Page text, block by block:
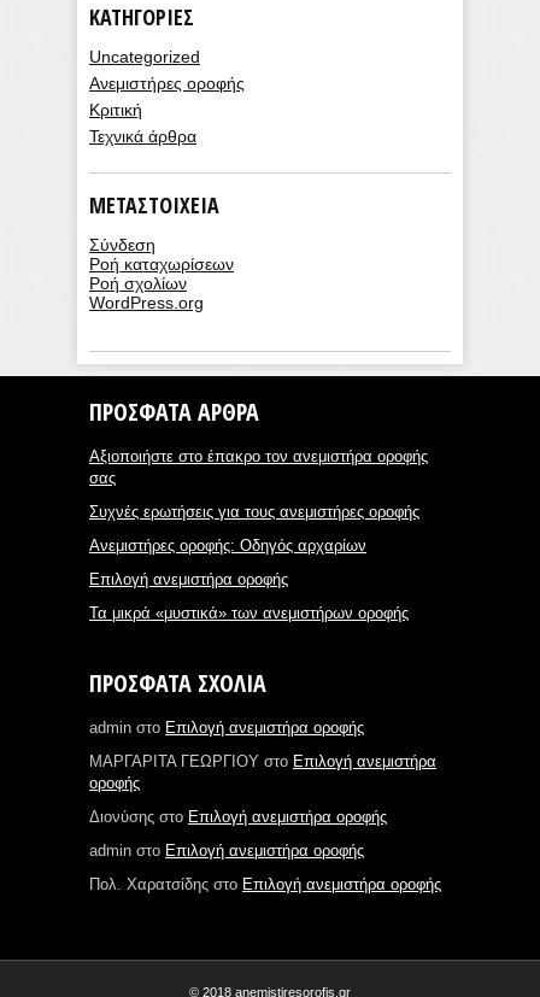
KΑΤΗΓΟΡΊΕΣ
Uncategorized
Ανεμιστήρες οροφής
Κριτική
Τεχνικά άρθρα
ΜΕΤΑΣΤΟΙΧΕΊΑ
Σύνδεση
Ροή καταχωρίσεων
Ροή σχολίων
WordPress.org
ΠΡΌΣΦΑΤΑ ΆΡΘΡΑ
Αξιοποιήστε στο έπακρο τον ανεμιστήρα οροφής
σας
Συχνές ερωτήσεις για τους ανεμιστήρες οροφής
Ανεμιστήρες οροφής: Οδηγός αρχαρίων
Επιλογή ανεμιστήρα οροφής
Τα μικρά «μυστικά» των ανεμιστήρων οροφής
ΠΡΌΣΦΑΤΑ ΣΧΌΛΙΑ
admin στο Επιλογή ανεμιστήρα οροφής
ΜΑΡΓΑΡΙΤΑ ΓΕΩΡΓΙΟΥ στο Επιλογή ανεμιστήρα
οροφής
Διονύσης στο Επιλογή ανεμιστήρα οροφής
admin στο Επιλογή ανεμιστήρα οροφής
Πολ. Χαρατσίδης στο Επιλογή ανεμιστήρα οροφής
© 2018 anemistiresorofis.gr